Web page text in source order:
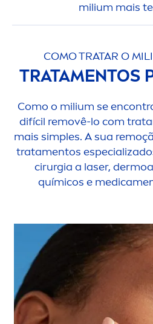
milium mais
COMO TRATAR O
TRATAMENTOS
Como o milium se
difícil removê-lo com trata
mais simples. A sua
tratamentos
cirurgia a laser,
químicos e medica